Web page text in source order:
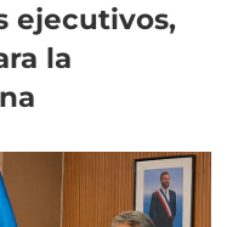
ejecutivos,
la